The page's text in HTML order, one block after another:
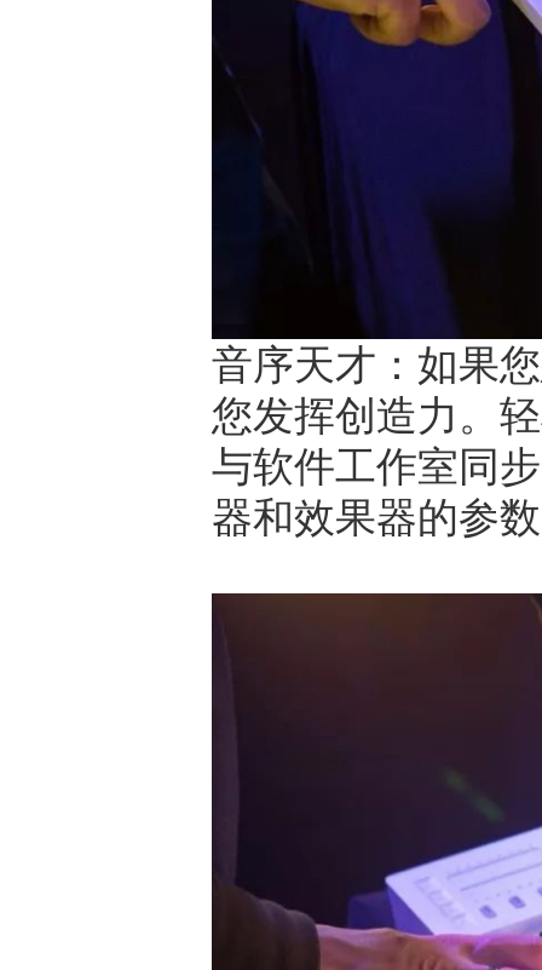
音序天才：如果
您发挥创造力。
与软件工作室同
器和效果器的参